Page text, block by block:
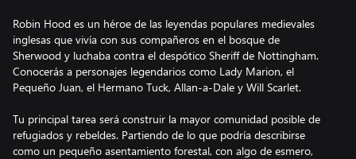
Robin Hood es un héroe de las leyendas populares medievales
inglesas que vivía con sus compañeros en el bosque de
Sherwood y luchaba contra el despótico Sheriff de Nottingham.
Conocerás a personajes legendarios como Lady Marion, el
Pequeño Juan, el Hermano Tuck, Allan-a-Dale y Will Scarlet.
Tu principal tarea será construir la mayor comunidad posible de
refugiados y rebeldes. Partiendo de lo que podría describirse
como un pequeño asentamiento forestal, con algo de esmero,